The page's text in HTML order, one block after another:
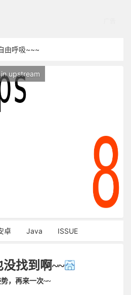
由呼吸~~~
不能访问，请稍等片刻
upstream
卓 Java ISSUE
找到啊~~
，再来一次~~